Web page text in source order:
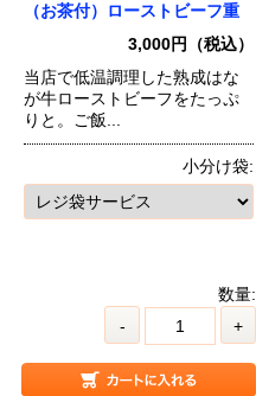
（お茶付）ローストビーフ重
3,000円（税込）
当店で低温調理した熟成はな
が牛ローストビーフをたっぷ
りと。ご飯...
小分け袋:
数量:
-
+